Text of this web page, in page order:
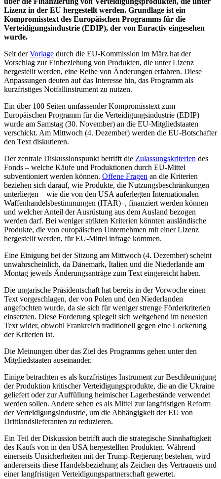
Lizenz in der EU hergestellt werden. Grundlage ist ein
Kompromisstext des Europäischen Programms für die
Verteidigungsindustrie (EDIP), der von Euractiv eingesehen
wurde.
Seit derVorlage durch die EU-Kommission im März hat der
Vorschlag zur Einbeziehung von Produkten, die unter Lizenz
hergestellt werden, eine Reihe von Änderungen erfahren. Diese
Anpassungen deuten auf das Interesse hin, das Programm als
kurzfristiges Notfallinstrument zu nutzen.
Ein über 100 Seiten umfassender Kompromisstext zum
Europäischen Programm für die Verteidigungsindustrie (EDIP)
wurde am Samstag (30. November) an die EU-Mitgliedstaaten
verschickt. Am Mittwoch (4. Dezember) werden die EU-Botschafter
den Text diskutieren.
Der zentrale Diskussionspunkt betrifft die Zulassungskriterien des
Fonds – welche Käufe und Produktionen durch EU-Mittel
subventioniert werden können. Offene Fragen an die Kriterien
beziehen sich darauf, wie Produkte, die Nutzungsbeschränkungen
unterliegen – wie die von den USA auferlegten Internationalen
Waffenhandelsbestimmungen (ITAR)–, finanziert werden können
und welcher Anteil der Ausrüstung aus dem Ausland bezogen
werden darf. Bei weniger strikten Kriterien könnten ausländische
Produkte, die von europäischen Unternehmen mit einer Lizenz
hergestellt werden, für EU-Mittel infrage kommen.
Eine Einigung bei der Sitzung am Mittwoch (4. Dezember) scheint
unwahrscheinlich, da Dänemark, Italien und die Niederlande am
Montag jeweils Änderungsanträge zum Text eingereicht haben.
Die ungarische Präsidentschaft hat bereits in der Vorwoche einen
Text vorgeschlagen, der von Polen und den Niederlanden
angefochten wurde, da sie sich für weniger strenge Förderkriterien
einsetzten. Diese Forderung spiegelt sich weitgehend im neuesten
Text wider, obwohl Frankreich traditionell gegen eine Lockerung
der Kriterien ist.
Die Meinungen über das Ziel des Programms gehen unter den
Mitgliedstaaten auseinander.
Einige betrachten es als kurzfristiges Instrument zur Beschleunigung
der Produktion kritischer Verteidigungsprodukte, die an die Ukraine
geliefert oder zur Auffüllung heimischer Lagerbestände verwendet
werden sollen. Andere sehen es als Mittel zur langfristigen Reform
der Verteidigungsindustrie, um die Abhängigkeit der EU von
Drittlandslieferanten zu reduzieren.
Ein Teil der Diskussion betrifft auch die strategische Sinnhaftigkeit
des Kaufs von in den USA hergestellten Produkten. Während
einerseits Unsicherheiten mit der Trump-Regierung bestehen, wird
andererseits diese Handelsbeziehung als Zeichen des Vertrauens und
einer langfristigen Verteidigungspartnerschaft gewertet.